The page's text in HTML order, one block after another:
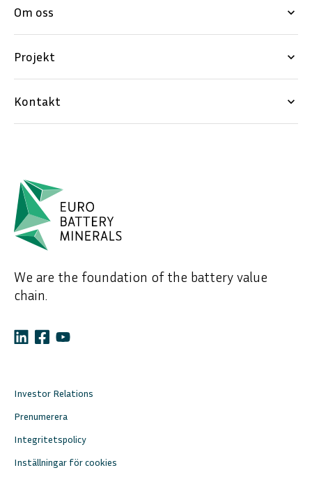
Om oss keyboard_arrow_down
Projekt keyboard_arrow_down
Kontakt keyboard_arrow_down
We are the foundation of the battery value
chain.
Investor Relations
Prenumerera
Integritetspolicy
Inställningar för cookies